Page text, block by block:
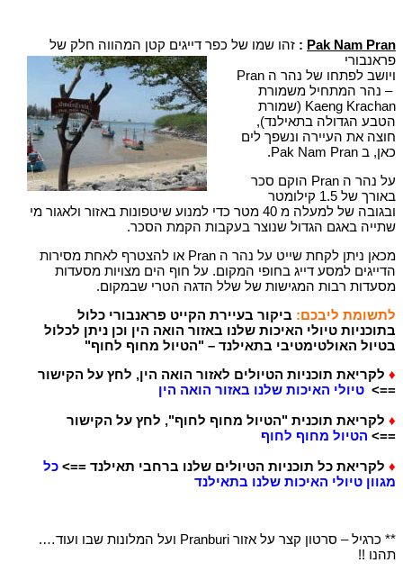
Pak Nam Pran
: זהו שמו של כפר דייגים קטן המהווה חלק של
פראנבורי
ויושב לפתחו של נהר ה Pran
– נהר המתחיל משמורת
Kaeng Krachan (שמורת
הטבע הגדולה בתאילנד),
חוצה את העיירה ונשפך לים
כאן, ב Pak Nam Pran.
על נהר ה Pran הוקם סכר
באורך של 1.5 קילומטר
ובגובה של למעלה מ 40 מטר כדי למנוע שיטפונות באזור ולאגור מי
שתייה באגם הגדול שנוצר בעקבות הקמת הסכר.
מכאן ניתן לקחת שייט על נהר ה Pran או להצטרף לאחת מסירות
הדייגים למסע דייג בחופי המקום. על חוף הים מצויות מסעדות
מסעדות רבות המגישות של שלל הדגה הטרי שבמקום.
לתשומת ליבכם: ביקור בעיירת הקייט פראנבורי כלול
בתוכניות טיולי האיכות שלנו באזור הואה הין וכן ניתן לכלול
בטיול האולטימטיבי בתאילנד – "הטיול מחוף לחוף"
♦ לקריאת תוכניות הטיולים לאזור הואה הין, לחץ על הקישור
==> טיולי האיכות שלנו באזור הואה הין
♦ לקריאת תוכנית "הטיול מחוף לחוף", לחץ על הקישור
==> הטיול מחוף לחוף
♦ לקריאת כל תוכניות הטיולים שלנו ברחבי תאילנד ==> כל
מגוון טיולי האיכות שלנו בתאילנד
** כרגיל – סרטון קצר על אזור Pranburi ועל המלונות שבו ועוד….
תהנו !!